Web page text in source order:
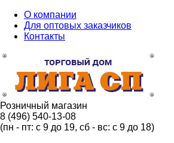
О компании
Для оптовых заказчиков
Контакты
Розничный магазин
8 (496) 540-13-08
(пн - пт: с 9 до 19, сб - вс: с 9 до 18)